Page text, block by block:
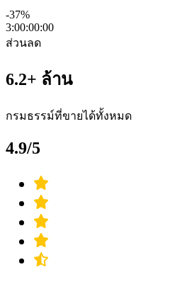
-37%
3:00:00:00
ส่วนลด
6.2+ ล้าน
กรมธรรม์ที่ขายได้ทั้งหมด
4.9/5